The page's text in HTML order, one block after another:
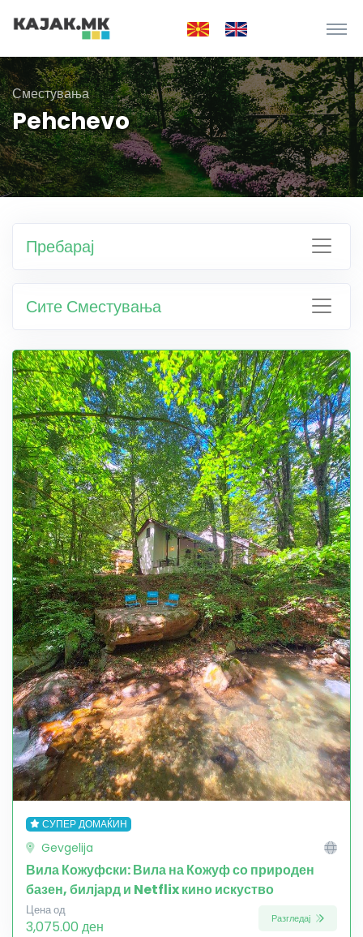
Сместувања
Pehchevo
Пребарај
Сите Сместувања
СУПЕР ДОМАЌИН
Gevgelija
Вила Кожуфски: Вила на Кожуф со природен
базен, билјард и Netflix кино искуство
Цена од
3,075.00 ден Разгледај